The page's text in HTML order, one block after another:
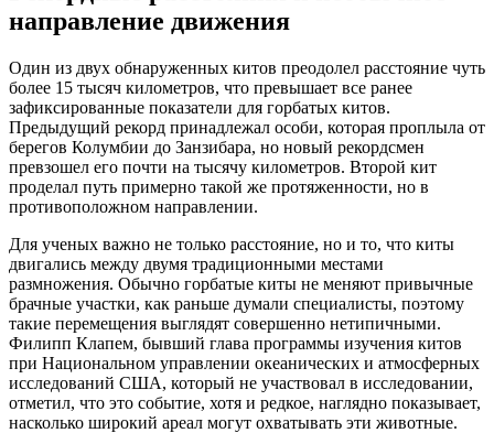
направление движения
Один из двух обнаруженных китов преодолел расстояние чуть
более 15 тысяч километров, что превышает все ранее
зафиксированные показатели для горбатых китов.
Предыдущий рекорд принадлежал особи, которая проплыла от
берегов Колумбии до Занзибара, но новый рекордсмен
превзошел его почти на тысячу километров. Второй кит
проделал путь примерно такой же протяженности, но в
противоположном направлении.
Для ученых важно не только расстояние, но и то, что киты
двигались между двумя традиционными местами
размножения. Обычно горбатые киты не меняют привычные
брачные участки, как раньше думали специалисты, поэтому
такие перемещения выглядят совершенно нетипичными.
Филипп Клапем, бывший глава программы изучения китов
при Национальном управлении океанических и атмосферных
исследований США, который не участвовал в исследовании,
отметил, что это событие, хотя и редкое, наглядно показывает,
насколько широкий ареал могут охватывать эти животные.